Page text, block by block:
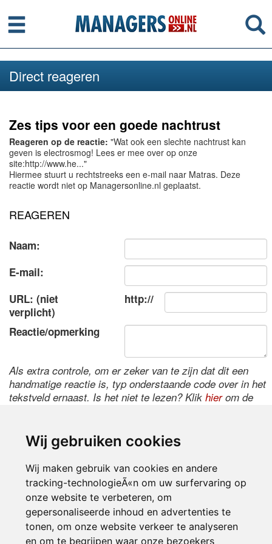
Wij gebruiken cookies
Wij maken gebruik van cookies en andere
tracking-technologieÃ«n om uw surfervaring op
onze website te verbeteren, om
gepersonaliseerde inhoud en advertenties te
tonen, om onze website verkeer te analyseren
en om te begrijpen waar onze bezoekers
Menu
Direct reageren
Zes tips voor een goede nachtrust
Reageren op de reactie: "Wat ook een slechte nachtrust kan
geven is electrosmog! Lees er mee over op onze
site:http://www.he..."
Hiermee stuurt u rechtstreeks een e-mail naar Matras. Deze
reactie wordt niet op Managersonline.nl geplaatst.
REAGEREN
Naam:
E-mail:
URL: (niet
verplicht)
http://
Reactie/opmerking
Als extra controle, om er zeker van te zijn dat dit een
handmatige reactie is, typ onderstaande code over in het
tekstveld ernaast. Is het niet te lezen? Klik hierom de